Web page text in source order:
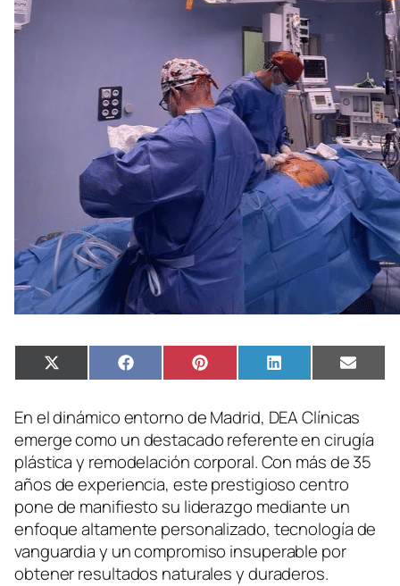
Compartir
en
X
(Twitter)
Compartir
en
FacebookCompartir
en
PinterestCompartir
en
LinkedIn
en
Email
En el dinámico entorno de Madrid, DEA Clínicas
emerge como un destacado referente en cirugía
plástica y remodelación corporal. Con más de 35
años de experiencia, este prestigioso centro
pone de manifiesto su liderazgo mediante un
enfoque altamente personalizado, tecnología de
vanguardia y un compromiso insuperable por
obtener resultados naturales y duraderos.